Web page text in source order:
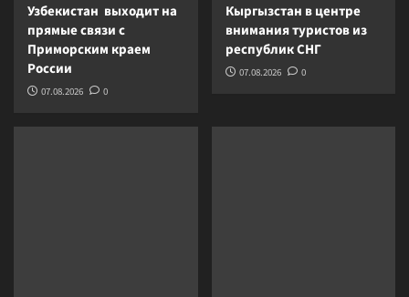
Узбекистан выходит на
прямые связи с
Приморским краем
России
07.08.2026 0
Кыргызстан в центре
внимания туристов из
республик СНГ
07.08.2026 0